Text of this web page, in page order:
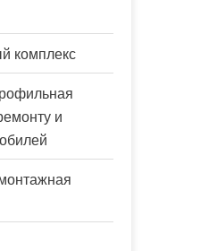
комплекс
и